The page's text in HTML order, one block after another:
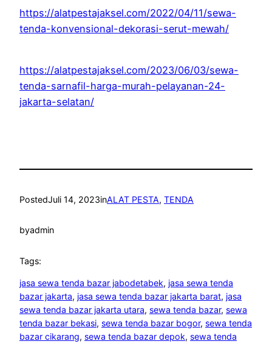
https://alatpestajaksel.com/2022/04/11/sewa-
tenda-konvensional-dekorasi-serut-mewah/
https://alatpestajaksel.com/2023/06/03/sewa-
tenda-sarnafil-harga-murah-pelayanan-24-
jakarta-selatan/
PostedJuli 14, 2023inALAT PESTA, TENDA
byadmin
Tags:
jasa sewa tenda bazar jabodetabek, jasa sewa tenda
bazar jakarta, jasa sewa tenda bazar jakarta barat, jasa
sewa tenda bazar jakarta utara, sewa tenda bazar, sewa
tenda bazar bekasi, sewa tenda bazar bogor, sewa tenda
bazar cikarang, sewa tenda bazar depok, sewa tenda